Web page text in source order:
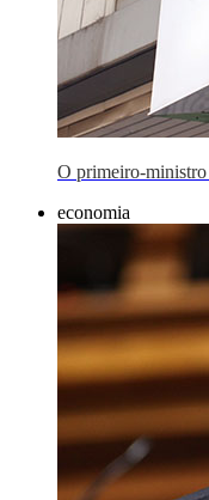
O primeiro-
economia